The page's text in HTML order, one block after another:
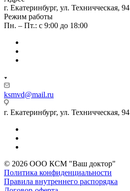
г. Екатеринбург, ул. Техничческая, 94
Режим работы
Пн. – Пт.: с 9:00 до 18:00
ksmvd@mail.ru
г. Екатеринбург, ул. Техничческая, 94
© 2026 ООО КСМ "Ваш доктор"
Политика конфиденциальности
Правила внутреннего распорядка